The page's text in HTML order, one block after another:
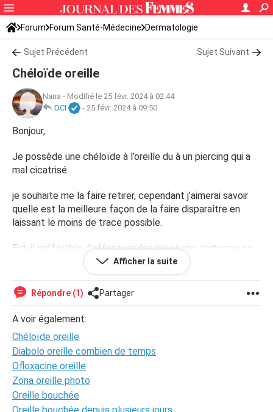
Forum Forum Santé-Médecine Dermatologie
Sujet Précédent Sujet Suivant
Chéloïde oreille
Nana - Modifié le 25 févr. 2024 à 02:44
DCI
- 25 févr. 2024 à 09:50
Bonjour,
Je possède une chéloïde à l’oreille du à un piercing qui a
mal cicatrisé.
je souhaite me la faire retirer, cependant j’aimerai savoir
quelle est la meilleure façon de la faire disparaître en
laissant le moins de trace possible.
Est-il préférable d’effectuer des injections cortisone ou
de faire une opération ?
merci de votre réponse :)
Afficher la suite
Répondre (1) Partager
A voir également:
Chéloïde oreille
Diabolo oreille combien de temps
Ofloxacine oreille
Zona oreille photo
Oreille bouchée